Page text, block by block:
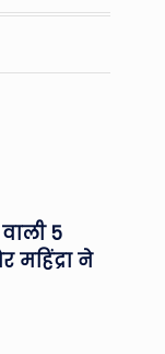
5
महिंद्रा ने